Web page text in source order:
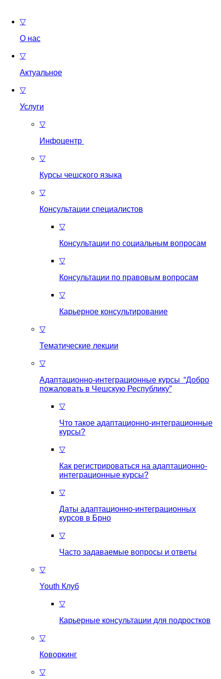
▽
О нас
▽
Актуальное
▽
Услуги
▽
Инфоцентр
▽
Курсы чешского языка
▽
Консультации специалистов
▽
Консультации по социальным вопросам
▽
Консультации по правовым вопросам
▽
Карьерное консультирование
▽
Тематические лекции
▽
Адаптационно-интеграционные курсы “Добро
пожаловать в Чешскую Республику”
▽
Что такое aдаптационно-интеграционные
курсы?
▽
Как регистрироваться на aдаптационно-
интеграционные курсы?
▽
Даты адаптационно-интеграционных
курсов в Брно
▽
Часто задаваемые вопросы и ответы
▽
Youth Клуб
▽
Карьерные консультации для подростков
▽
Коворкинг
▽